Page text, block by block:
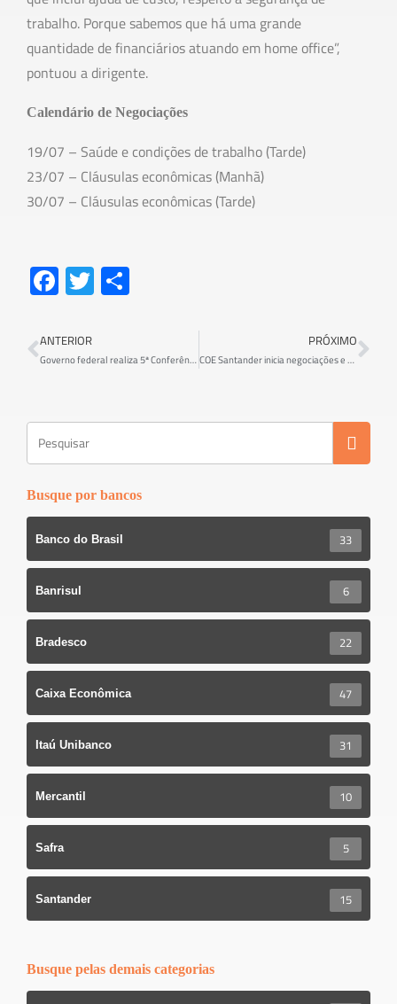
trabalho. Porque sabemos que há uma grande
quantidade de financiários atuando em home office”,
pontuou a dirigente.
Calendário de Negociações
19/07 – Saúde e condições de trabalho (Tarde)
23/07 – Cláusulas econômicas (Manhã)
30/07 – Cláusulas econômicas (Tarde)
Fa
ce
b
o
T
wi
er e
ANTERIOR
Governo federal realiza 5ª Conferência Nacional da Pessoa com Deficiência
PRÓXIMO
COE Santander inicia negociações e reitera defesa dos direitos dos empregados
Busque por bancos
Banco do Brasil 33
Banrisul 6
Bradesco 22
Caixa Econômica 47
Itaú Unibanco 31
Mercantil 10
Safra 5
Santander 15
Busque pelas demais categorias